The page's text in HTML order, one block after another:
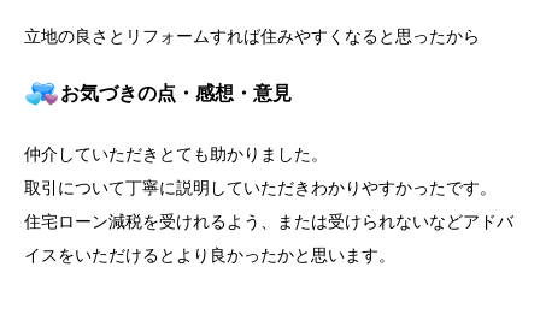
立地の良さとリフォームすれば住みやすくなると思ったから
お気づきの点・感想・意見
仲介していただきとても助かりました。
取引について丁寧に説明していただきわかりやすかったです。
住宅ローン減税を受けれるよう、または受けられないなどアドバ
イスをいただけるとより良かったかと思います。